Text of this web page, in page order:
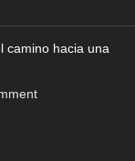
camino hacia una